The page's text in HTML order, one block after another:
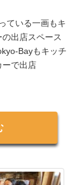
ている一画もキ
の出店スペース
Bayもキッチ
ーで出店